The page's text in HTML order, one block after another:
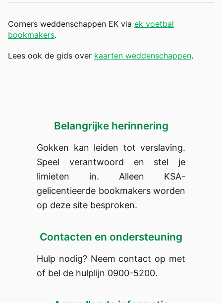
Corners weddenschappen EK via ek voetbal
bookmakers.
Lees ook de gids over kaarten weddenschappen.
Belangrijke herinnering
Gokken kan leiden tot verslaving.
Speel verantwoord en stel je
limieten in. Alleen KSA-
gelicentieerde bookmakers worden
op deze site besproken.
Contacten en ondersteuning
Hulp nodig? Neem contact op met
of bel de hulplijn 0900-5200.